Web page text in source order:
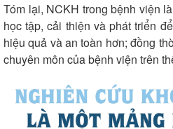
Tóm lại, NCKH trong bệnh viện
học tập, cải thiện và phát triển
hiệu quả và an toàn hơn; đồng
chuyên môn của bệnh viện trên